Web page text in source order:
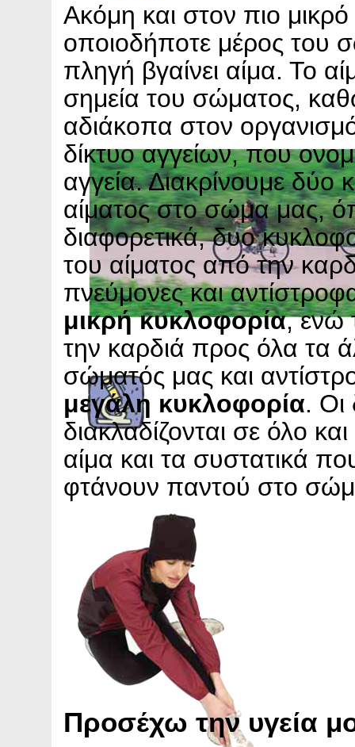
Ακόμη και στον πιο
οποιοδήποτε μέρος του
πληγή βγαίνει αίμα. Το
σημεία του σώματος,
αδιάκοπα στον
δίκτυο αγγείων, που
αγγεία. Διακρίνουμε δύο
αίματος στο σώμα μας,
διαφορετικά, δυο
του αίματος από την
πνεύμονες και
μικρή κυκλοφορία, ενώ
την καρδιά προς όλα τα
σώματός μας και
μεγάλη κυκλοφορία. Οι
διακλαδίζονται σε όλο
αίμα και τα συστατικά
φτάνουν παντού στο
Προσέχω την υγεία